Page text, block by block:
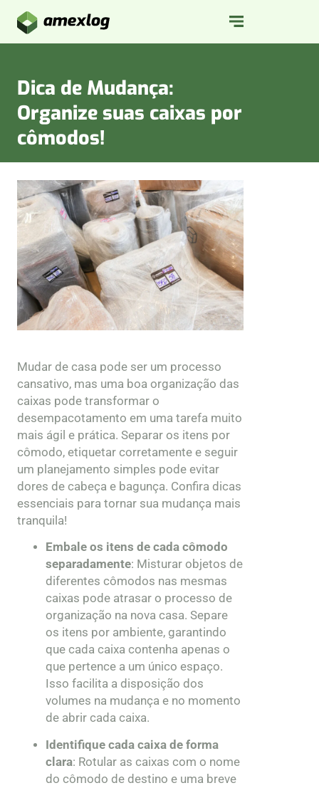
Dica de Mudança:
Organize suas caixas por
cômodos!
Mudar de casa pode ser um processo
cansativo, mas uma boa organização das
caixas pode transformar o
desempacotamento em uma tarefa muito
mais ágil e prática. Separar os itens por
cômodo, etiquetar corretamente e seguir
um planejamento simples pode evitar
dores de cabeça e bagunça. Confira dicas
essenciais para tornar sua mudança mais
tranquila!
Embale os itens de cada cômodo
separadamente: Misturar objetos de
diferentes cômodos nas mesmas
caixas pode atrasar o processo de
organização na nova casa. Separe
os itens por ambiente, garantindo
que cada caixa contenha apenas o
que pertence a um único espaço.
Isso facilita a disposição dos
volumes na mudança e no momento
de abrir cada caixa.
Identifique cada caixa de forma
clara: Rotular as caixas com o nome
do cômodo de destino e uma breve